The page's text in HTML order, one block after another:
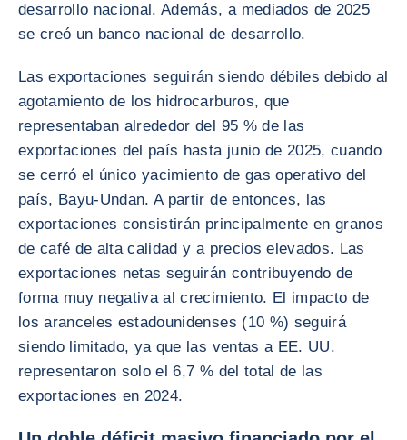
desarrollo nacional. Además, a mediados de 2025
se creó un banco nacional de desarrollo.
Las exportaciones seguirán siendo débiles debido al
agotamiento de los hidrocarburos, que
representaban alrededor del 95 % de las
exportaciones del país hasta junio de 2025, cuando
se cerró el único yacimiento de gas operativo del
país, Bayu-Undan. A partir de entonces, las
exportaciones consistirán principalmente en granos
de café de alta calidad y a precios elevados. Las
exportaciones netas seguirán contribuyendo de
forma muy negativa al crecimiento. El impacto de
los aranceles estadounidenses (10 %) seguirá
siendo limitado, ya que las ventas a EE. UU.
representaron solo el 6,7 % del total de las
exportaciones en 2024.